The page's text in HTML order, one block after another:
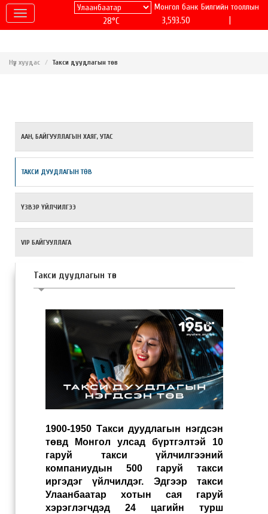
28°C
Монгол банк
3,593.50
Билгийн тооллын
Нүүр хуудас Такси дуудлагын төв
ААН, БАЙГУУЛЛАГЫН ХАЯГ, УТАС
ТАКСИ ДУУДЛАГЫН ТӨВ
ҮЗВЭР ҮЙЛЧИЛГЭЭ
VIP БАЙГУУЛЛАГА
Такси дуудлагын төв
1900-1950 Такси дуудлагын нэгдсэн
төвд Монгол улсад бүртгэлтэй 10
гаруй такси үйлчилгээний
компаниудын 500 гаруй такси
иргэдэг үйлчилдэг. Эдгээр такси
Улаанбаатар хотын сая гаруй
хэрэглэгчдэд 24 цагийн турш